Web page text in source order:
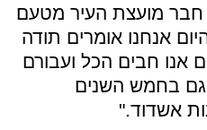
מועצת העיר מטעם
אנחנו אומרים תודה
אנו חבים הכל ועבורם
גם בחמש השנים
אשדוד."